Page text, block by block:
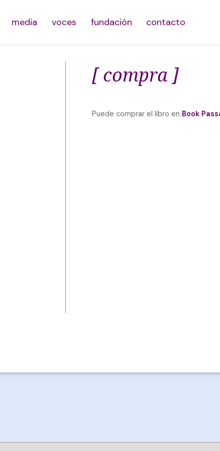
media voces fundación contacto
[ compra ]
Puede comprar el libro en Book